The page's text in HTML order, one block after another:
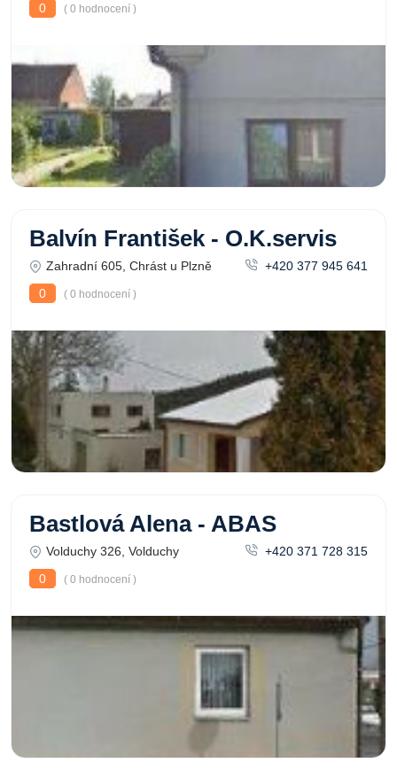
0
( 0 hodnocení )
Balvín František - O.K.servis
Zahradní 605, Chrást u Plzně
+420 377 945 641
0
( 0 hodnocení )
Bastlová Alena - ABAS
Volduchy 326, Volduchy
+420 371 728 315
0
( 0 hodnocení )